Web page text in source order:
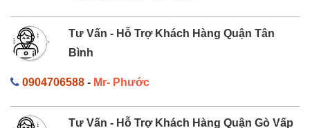
Tư Vấn - Hỗ Trợ Khách Hàng Quận Tân
Bình
0904706588 - Mr- Phước
Tư Vấn - Hỗ Trợ Khách Hàng Quận Gò Vấp